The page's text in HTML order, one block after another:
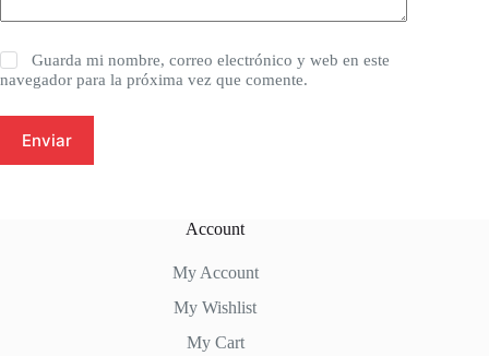
Guarda mi nombre, correo electrónico y web en este
navegador para la próxima vez que comente.
Enviar
Account
My Account
My Wishlist
My Cart